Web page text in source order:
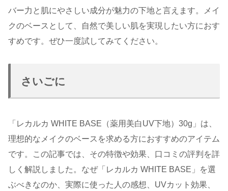
バー力と肌にやさしい成分が魅力の下地と言えます。メイ
クのベースとして、自然で美しい肌を実現したい方におす
すめです。ぜひ一度試してみてください。
さいごに
「レカルカ WHITE BASE（薬用美白UV下地）30g」は、
理想的なメイクのベースを求める方におすすめのアイテム
です。この記事では、その特徴や効果、口コミの評判を詳
しく解説しました。なぜ「レカルカ WHITE BASE」を選
ぶべきなのか、実際に使った人の感想、UVカット効果、